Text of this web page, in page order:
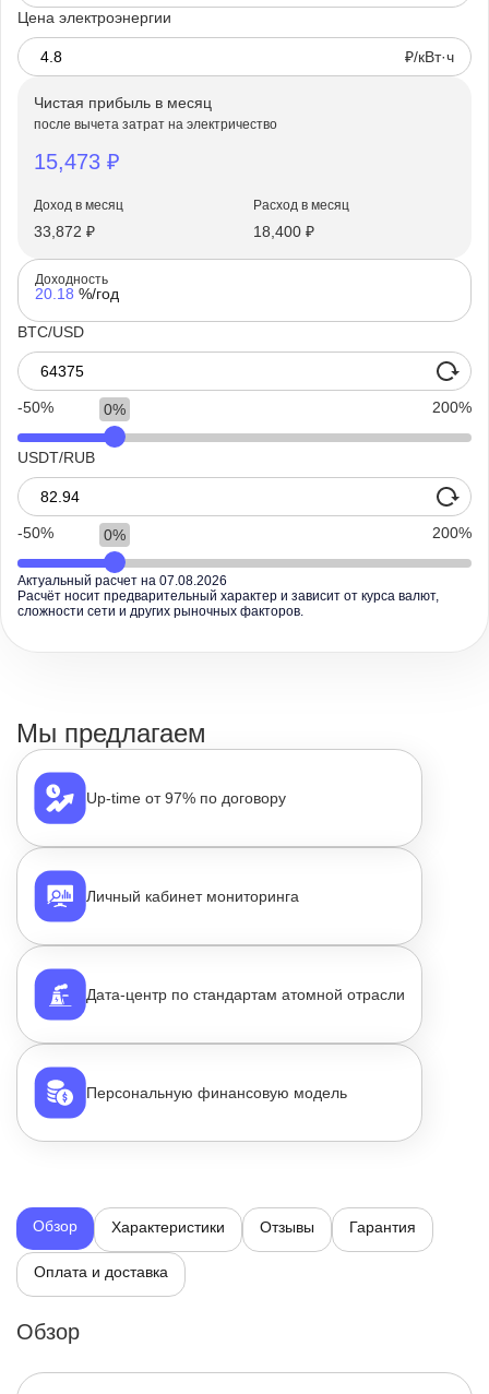
Цена электроэнергии
₽/кВт·ч
Чистая прибыль в месяц
после вычета затрат на электричество
15,473 ₽
Доход в месяц
33,872 ₽
Расход в месяц
18,400 ₽
Доходность
20.18 %/год
BTC/USD
-50 200
0
USDT/RUB
-50 200
0
Актуальный расчет на 07.08.2026
Расчёт носит предварительный характер и зависит от курса валют,
сложности сети и других рыночных факторов.
Мы предлагаем
Up-time от 97% по договору
Личный кабинет мониторинга
Дата-центр по стандартам атомной отрасли
Персональную финансовую модель
Описание товара
Обзор Характеристики Отзывы Гарантия
Оплата и доставка
Обзор